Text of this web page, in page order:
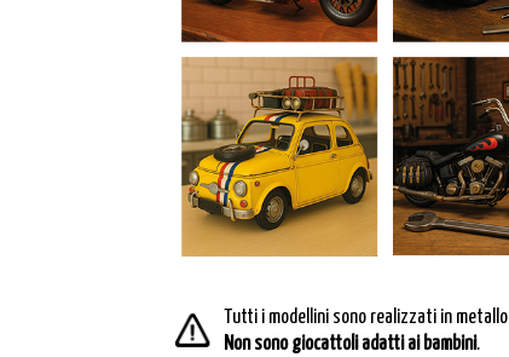
Tutti i modellini sono realizzati in metallo
Non sono giocattoli adatti ai bambini.